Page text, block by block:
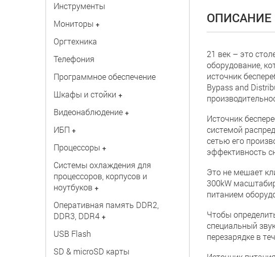
Инструменты
Мониторы +
Оргтехника
Телефония
Программное обеспечение
Шкафы и стойки +
Видеонаблюдение +
ИБП +
Процессоры +
Системы охлаждения для
процессоров, корпусов и
ноутбуков +
Оперативная память DDR2,
DDR3, DDR4 +
USB Flash
SD & microSD карты
ОПИСАНИЕ
21 век – это
оборудование,
источник
Bypass and
Источник
системой
сетью его
эффективность
Это не мешает
300kW
питанием
Чтобы
специальный
перезарядке в